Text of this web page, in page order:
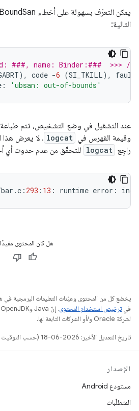
التالية:
###, name: Binder:###  >>> /
), code -6 (SI_TKILL),
fault
: 'ubsan: out-of-bounds'
عند التشغيل في وضع التشخيص، تتم طباعة
وقيمة الفهرس في logcat . لا يعرض هذا
راجِع logcat للتحقّق من عدم حدوث أي
bar .c : 293 : 13 : runtime error :
هل كان المحتوى
يخضع كل من المحتوى وعيّنات التعليمات البرمجية
فيترخيص استخدام المحتوى
لشركة Oracle و/أو الشركات التابعة لها.
تاريخ التعديل الأخير: 2026-06-18 (حسب التوقيت العالمي المتفَّق عليه)
الإصدار
مستودع Android
المتطلّبات